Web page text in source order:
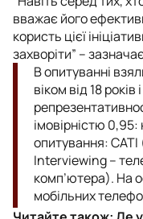
вважає його
користь цієї
захворіти” –
В опитуванні
віком від 18
імовірністю
опитування:
Interviewing –
комп’ютера). На
мобільних